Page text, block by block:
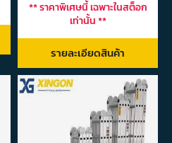
** ราคาพิเศษนี้ เฉพาะในสต็อก
เท่านั้น **
รายละเอียดสินค้า